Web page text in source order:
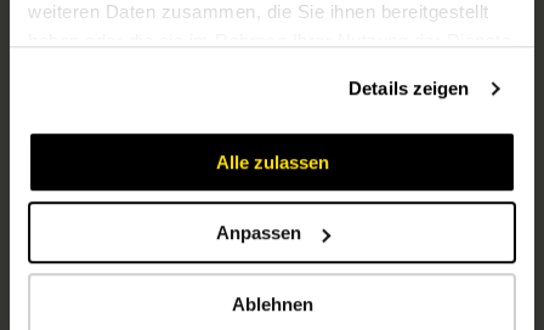
weiteren Daten zusammen, die Sie ihnen bereitgestellt
Details zeigen
Alle zulassen
Anpassen
Ablehnen
Karriere